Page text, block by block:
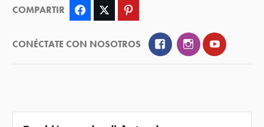
COMPARTIR Facebook Twitter
CONÉCTATE CON NOSOTROS FacebookInstagramYouTube